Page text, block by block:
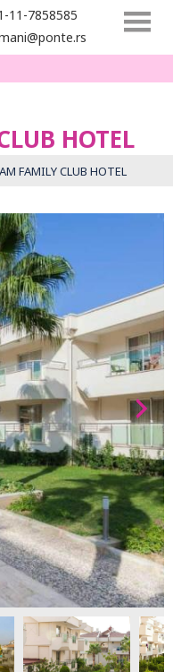
11-7858585
HOTEL
FAMILY CLUB HOTEL